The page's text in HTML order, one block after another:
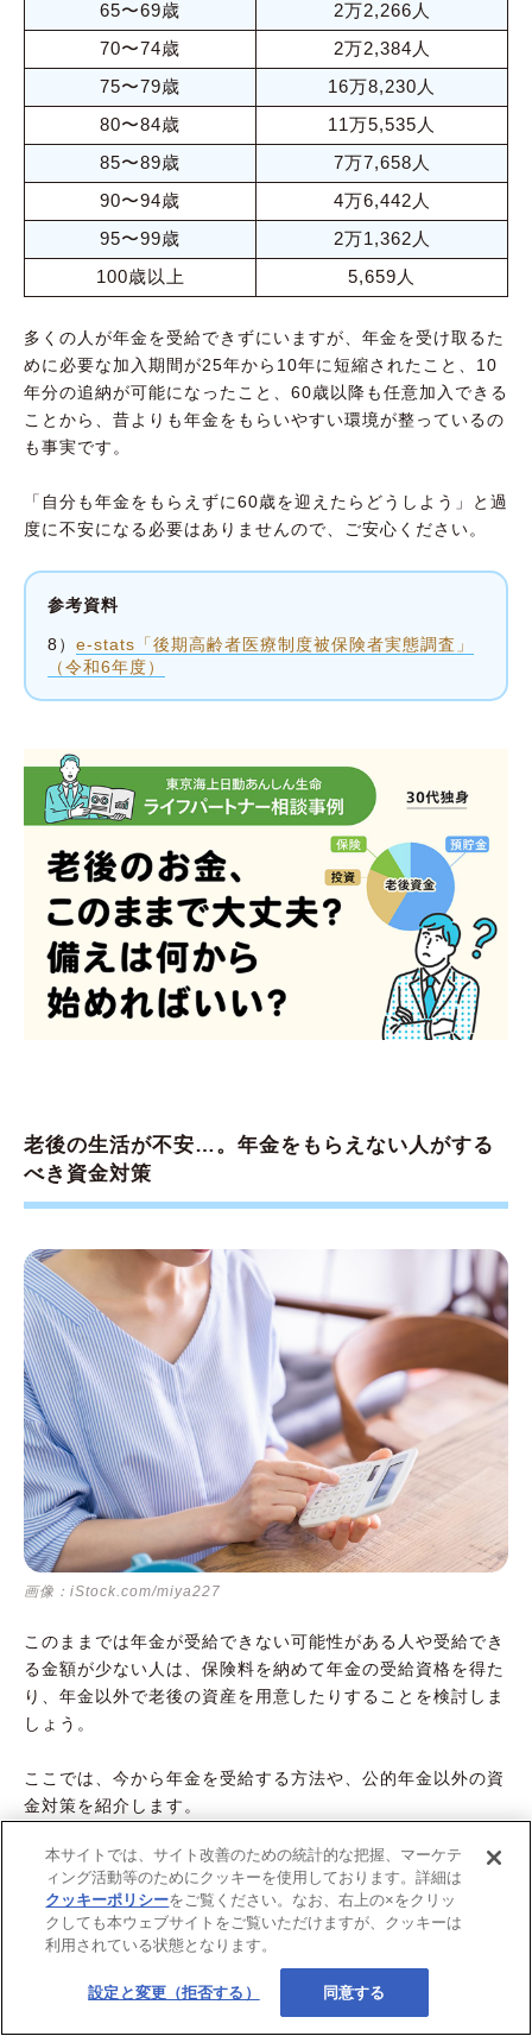
65〜69歳
2万2,266人
70〜74歳
2万2,384人
75〜79歳
16万8,230人
80〜84歳
11万5,535人
85〜89歳
7万7,658人
90〜94歳
4万6,442人
95〜99歳
2万1,362人
100歳以上
5,659人
多くの人が年金を受給できずにいますが、年金を受け取るた
めに必要な加入期間が25年から10年に短縮されたこと、10
年分の追納が可能になったこと、60歳以降も任意加入できる
ことから、昔よりも年金をもらいやすい環境が整っているの
も事実です。
「自分も年金をもらえずに60歳を迎えたらどうしよう」と過
度に不安になる必要はありませんので、ご安心ください。
参考資料
8） e-stats「後期高齢者医療制度被保険者実態調査」
（令和6年度）
老後の生活が不安…。年金をもらえない人がする
べき資金対策
画像：iStock.com/miya227
このままでは年金が受給できない可能性がある人や受給でき
る金額が少ない人は、保険料を納めて年金の受給資格を得た
り、年金以外で老後の資産を用意したりすることを検討しま
しょう。
ここでは、今から年金を受給する方法や、公的年金以外の資
金対策を紹介します。
任意加入制度を利用する
任意加入制度は60歳の時点で老齢基礎年金の受給資格を満た
していない場合や満額を受給できない場合に、60歳以降も国
民年金に任意加入して保険料を納めることができる制度です
本サイトでは、サイト改善のための統計的な把握、マーケテ
ィング活動等のためにクッキーを使用しております。詳細は
クッキーポリシーをご覧ください。なお、右上の×をクリッ
クしても本ウェブサイトをご覧いただけますが、クッキーは
利用されている状態となります。
設定と変更（拒否する） 同意する